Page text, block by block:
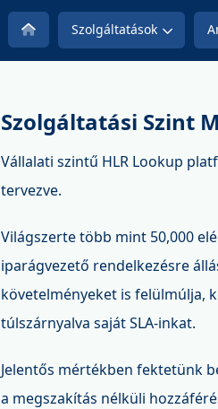
Szolgáltatások
Szolgáltatási Szint
Vállalati szintű HLR Lookup
tervezve.
Világszerte több mint 50,000
iparágvezető rendelkezésre
követelményeket is felülmúlja,
túlszárnyalva saját SLA-inkat.
Jelentős mértékben fektetünk
a megszakítás nélküli